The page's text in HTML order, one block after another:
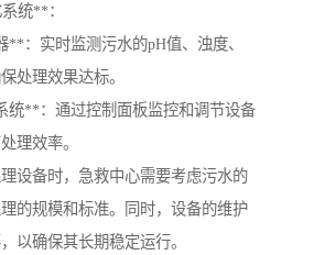
统**：
：实时监测污水的pH值、浊度、
处理效果达标。
**：通过控制面板监控和调节设备
理效率。
设备时，急救中心需要考虑污水的
的规模和标准。同时，设备的维护
以确保其长期稳定运行。